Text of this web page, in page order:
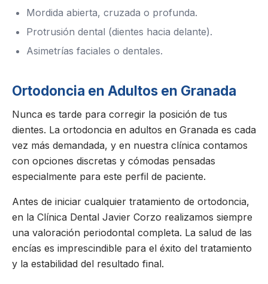
Mordida abierta, cruzada o profunda.
Protrusión dental (dientes hacia delante).
Asimetrías faciales o dentales.
Ortodoncia en Adultos en Granada
Nunca es tarde para corregir la posición de tus
dientes. La ortodoncia en adultos en Granada es cada
vez más demandada, y en nuestra clínica contamos
con opciones discretas y cómodas pensadas
especialmente para este perfil de paciente.
Antes de iniciar cualquier tratamiento de ortodoncia,
en la Clínica Dental Javier Corzo realizamos siempre
una valoración periodontal completa. La salud de las
encías es imprescindible para el éxito del tratamiento
y la estabilidad del resultado final.